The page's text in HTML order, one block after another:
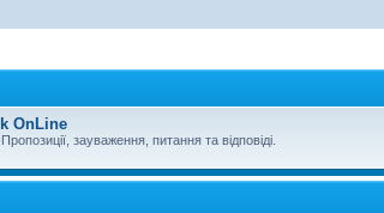
OnLine
зауваження, питання та відповіді.